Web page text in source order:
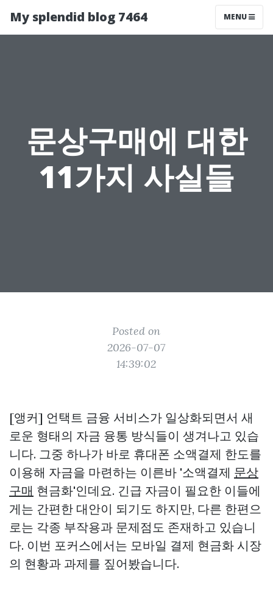
My splendid blog 7464 MENU
문상구매에 대한
11가지 사실들
Posted on
2026-07-07
14:39:02
[앵커] 언택트 금융 서비스가 일상화되면서 새
로운 형태의 자금 융통 방식들이 생겨나고 있습
니다. 그중 하나가 바로 휴대폰 소액결제 한도를
이용해 자금을 마련하는 이른바 '소액결제 문상
구매 현금화'인데요. 긴급 자금이 필요한 이들에
게는 간편한 대안이 되기도 하지만, 다른 한편으
로는 각종 부작용과 문제점도 존재하고 있습니
다. 이번 포커스에서는 모바일 결제 현금화 시장
의 현황과 과제를 짚어봤습니다.